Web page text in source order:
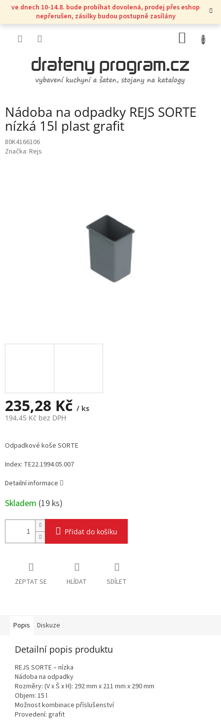
Přejít
obsah
ve dnech 10-14.8. bude probíhat dovolená, prodej přes eshop
nepřerušen, zásilky budou postupně zasílány
KOŠÍK
Nádoba na odpadky REJS SORTE
nízká 15l plast grafit
80K4166106
Značka: Rejs
235,28 Kč / ks
194,45 Kč bez DPH
cena:
Odpadkové koše SORTE
Index: TE22.1994.05.007
Detailní informace
Skladem (19 ks)
Přidat do košíku
ZEPTAT SE HLÍDAT SDÍLET
Popis Diskuze
Detailní popis produktu
REJS SORTE – nízka
Nádoba na odpadky
Rozměry: (V x Š x H): 292 mm x 211 mm x 290 mm
Objem: 15 l
Možnost kombinace příslušenství
Provedení: grafit